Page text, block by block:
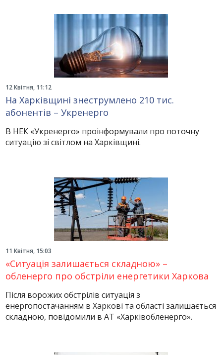
12 Квітня, 11:12
На Харківщині знеструмлено 210 тис.
абонентів – Укренерго
В НЕК «Укренерго» проінформували про поточну
ситуацію зі світлом на Харківщині.
11 Квітня, 15:03
«Ситуація залишається складною» –
обленерго про обстріли енергетики Харкова
Після ворожих обстрілів ситуація з
енергопостачанням в Харкові та області залишається
складною, повідомили в АТ «Харківобленерго».